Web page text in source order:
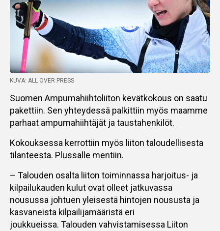
KUVA: ALL OVER PRESS
Suomen Ampumahiihtoliiton kevätkokous on saatu
pakettiin. Sen yhteydessä palkittiin myös maamme
parhaat ampumahiihtäjät ja taustahenkilöt.
Kokouksessa kerrottiin myös liiton taloudellisesta
tilanteesta. Plussalle mentiin.
– Talouden osalta liiton toiminnassa harjoitus- ja
kilpailukauden kulut ovat olleet jatkuvassa
nousussa johtuen yleisestä hintojen noususta ja
kasvaneista kilpailijamääristä eri
joukkueissa. Talouden vahvistamisessa Liiton